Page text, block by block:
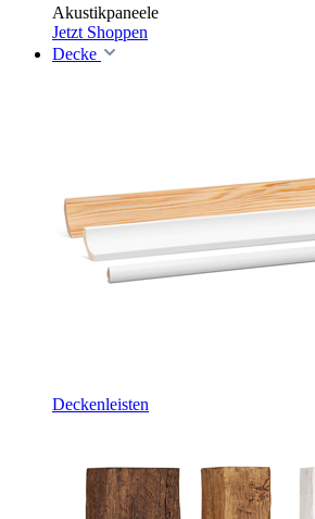
Akustikpaneele
Jetzt Shoppen
Decke
Deckenleisten